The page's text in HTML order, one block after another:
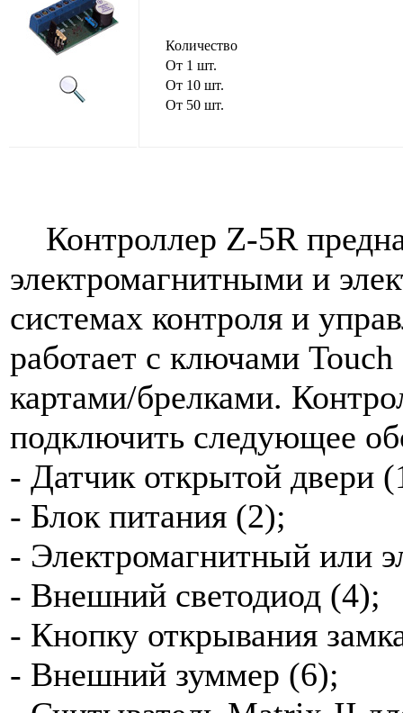
Количество
От 1 шт.
От 10 шт.
От 50 шт.
Контроллер Z-5R
электромагнитными и
системах контроля и
работает с ключами
картами/брелками.
подключить следующее
- Датчик открытой двери
- Блок питания (2);
- Электромагнитный или
- Внешний светодиод (4);
- Кнопку открывания
- Внешний зуммер (6);